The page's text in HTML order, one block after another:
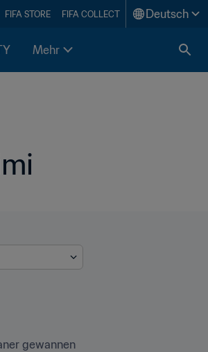
FIFA STORE FIFA COLLECT Deutsch
Mehr
gewannen